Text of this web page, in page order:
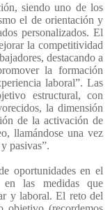
siendo uno de los
el de orientación y
personalizados. El
la competitividad
destacando a
la formación
laboral”. Las
estructural, con
la dimensión
de la activación de
llamándose una vez
pasivas”.
oportunidades en el
en las medidas que
y laboral. El reto del